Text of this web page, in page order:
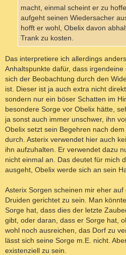
macht, einmal scheint er zu
aufgeht seinen Wiedersacher
hofft er wohl, Obelix davon
Trank zu kosten.
Das interpretiere ich allerdings
Anhaltspunkte dafür, dass
sich der Beobachtung durch den
ist. Dieser ist ja auch extra nicht
sondern nur ein böser Schatten im
besondere Sorge vor Obelix hätte,
ja sonst auch immer unschwer, ihn
Obelix setzt sein Begehren nach
durch. Asterix verwendet hier auch
ihn aufzuhalten. Er verwendet dazu
nicht einmal an. Das deutet für mich
ausgeht, Obelix werde sich an sein
Asterix Sorgen scheinen mir eher
Druiden gerichtet zu sein. Man
Sorge hat, dass dies der letzte
gibt, oder daran, dass er Sorge hat,
wohl noch ausreichen, das Dorf zu
lässt sich seine Sorge m.E. nicht.
existenziell zu sein.